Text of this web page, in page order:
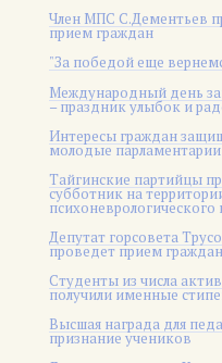
Член МПС С.Дементьев
прием граждан
"За победой еще
Международный день
– праздник улыбок и
Интересы граждан
молодые парламентарии
Тайгинские партийцы
субботник на
психоневрологического
Депутат горсовета
проведет прием граждан
Студенты из числа
получили именные
Высшая награда для
признание учеников